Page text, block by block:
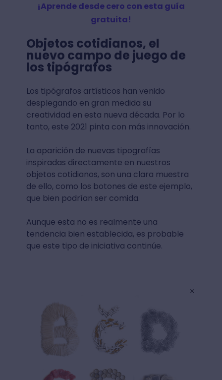
¡Aprende desde cero con esta guía
gratuita!
Objetos cotidianos, el
nuevo campo de juego de
los tipógrafos
Los tipógrafos artísticos han venido
desplegando en gran medida su
creatividad en esta nueva década. Por lo
tanto, este 2021 pinta con más innovación.
La aparición de nuevas tipografías
inspiradas directamente en nuestros
objetos cotidianos, son una clara muestra
de ello, como los botones de este ejemplo,
que bien podrían ser comida.
Aunque esta no es realmente una
tendencia bien establecida, es probable
que este tipo de iniciativa continúe.